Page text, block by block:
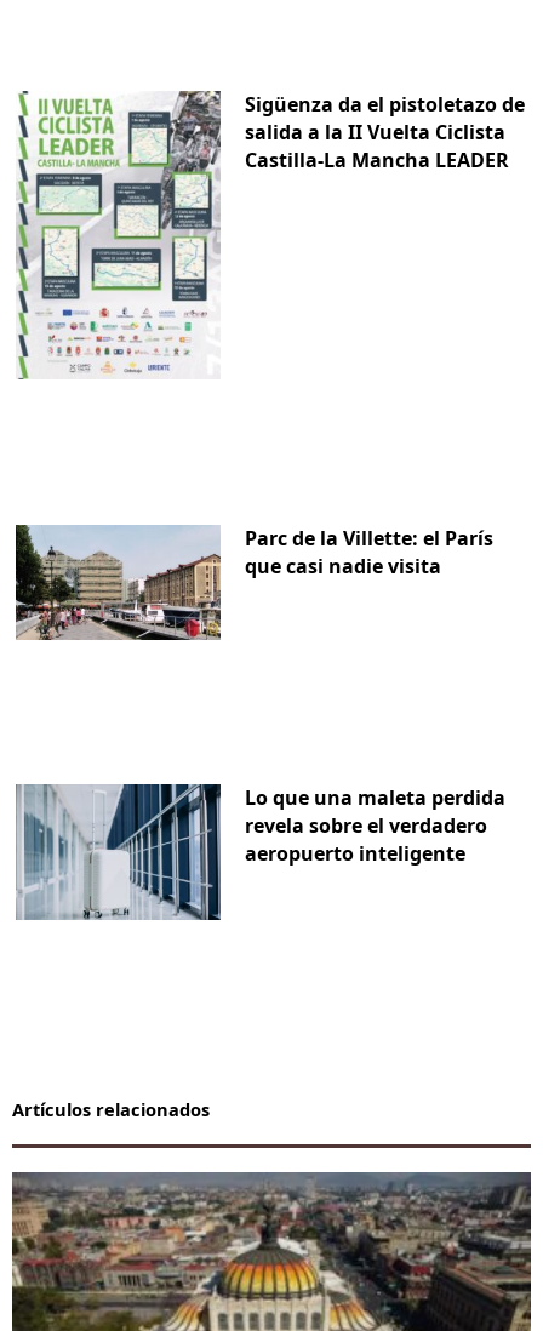
Sigüenza da el pistoletazo de
salida a la II Vuelta Ciclista
Castilla-La Mancha LEADER
Parc de la Villette: el París
que casi nadie visita
Lo que una maleta perdida
revela sobre el verdadero
aeropuerto inteligente
Artículos relacionados